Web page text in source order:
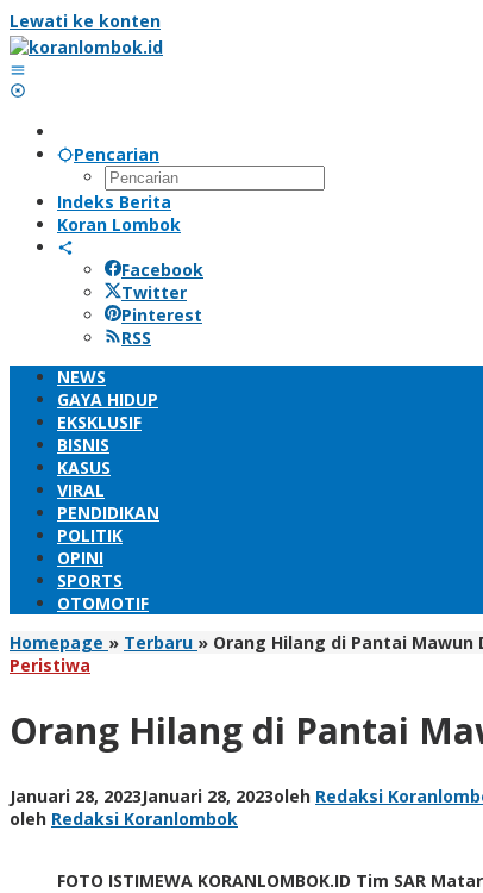
Lewati ke konten
Pencarian
Indeks Berita
Koran Lombok
Facebook
Twitter
Pinterest
RSS
NEWS
GAYA HIDUP
EKSKLUSIF
BISNIS
KASUS
VIRAL
PENDIDIKAN
POLITIK
OPINI
SPORTS
OTOMOTIF
Homepage » Terbaru » Orang Hilang di Pantai
Peristiwa
Orang Hilang di Pantai
Januari 28, 2023Januari 28, 2023oleh Redaksi
oleh Redaksi Koranlombok
FOTO ISTIMEWA KORANLOMBOK.ID Tim SAR